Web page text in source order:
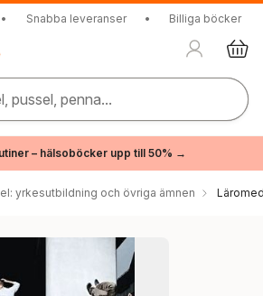
• Snabba leveranser • Billiga böcker
pussel, penna...
– hälsoböcker upp till 50% →
yrkesutbildning och övriga ämnen